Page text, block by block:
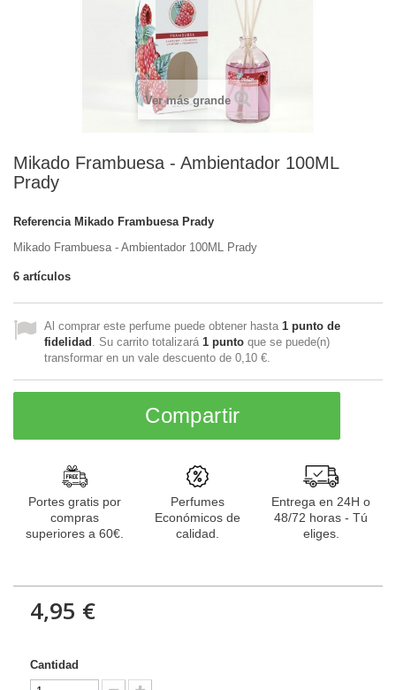
Ver más grande
Mikado Frambuesa - Ambientador 100ML
Prady
Referencia Mikado Frambuesa Prady
Mikado Frambuesa - Ambientador 100ML Prady
6 artículos
Al comprar este perfume puede obtener hasta 1 punto de
fidelidad . Su carrito totalizará 1 punto que se puede(n)
transformar en un vale descuento de 0,10 €
Compartir
Portes gratis por
compras
superiores a 60€.
Perfumes
Económicos de
calidad.
Entrega en 24H o
48/72 horas - Tú
eliges.
4,95 €
Cantidad